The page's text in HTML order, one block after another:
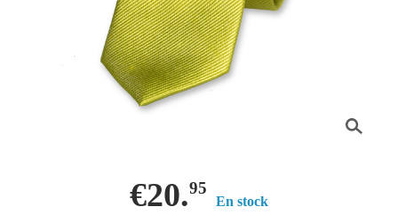
€20.95
En stock